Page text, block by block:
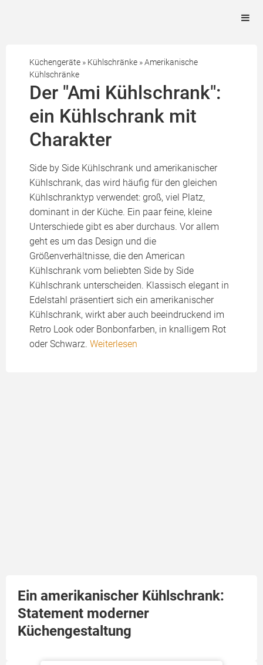
Küchengeräte » Kühlschränke »Amerikanische
Kühlschränke
Der "Ami Kühlschrank":
ein Kühlschrank mit
Charakter
Side by Side Kühlschrank und amerikanischer
Kühlschrank, das wird häufig für den gleichen
Kühlschranktyp verwendet: groß, viel Platz,
dominant in der Küche. Ein paar feine, kleine
Unterschiede gibt es aber durchaus. Vor allem
geht es um das Design und die
Größenverhältnisse, die den American
Kühlschrank vom beliebten Side by Side
Kühlschrank unterscheiden. Klassisch elegant in
Edelstahl präsentiert sich ein amerikanischer
Kühlschrank, wirkt aber auch beeindruckend im
Retro Look oder Bonbonfarben, in knalligem Rot
oder Schwarz. Weiterlesen
Ein amerikanischer Kühlschrank:
Statement moderner
Küchengestaltung